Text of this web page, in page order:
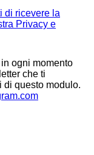
di ricevere la
Privacy e
ogni momento
che ti
di questo modulo.